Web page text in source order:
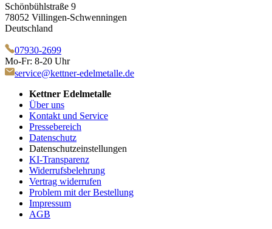
Schönbühlstraße 9
78052 Villingen-Schwenningen
Deutschland
07930-2699
Mo-Fr: 8-20 Uhr
service@kettner-edelmetalle.de
Kettner Edelmetalle
Über uns
Kontakt und Service
Pressebereich
Datenschutz
Datenschutzeinstellungen
KI-Transparenz
Widerrufsbelehrung
Vertrag widerrufen
Problem mit der Bestellung
Impressum
AGB